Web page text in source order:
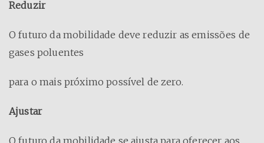
Reduzir
O futuro da mobilidade deve reduzir as emissões de
gases poluentes
para o mais próximo possível de zero.
Ajustar
O futuro da mobilidade se ajusta para oferecer aos